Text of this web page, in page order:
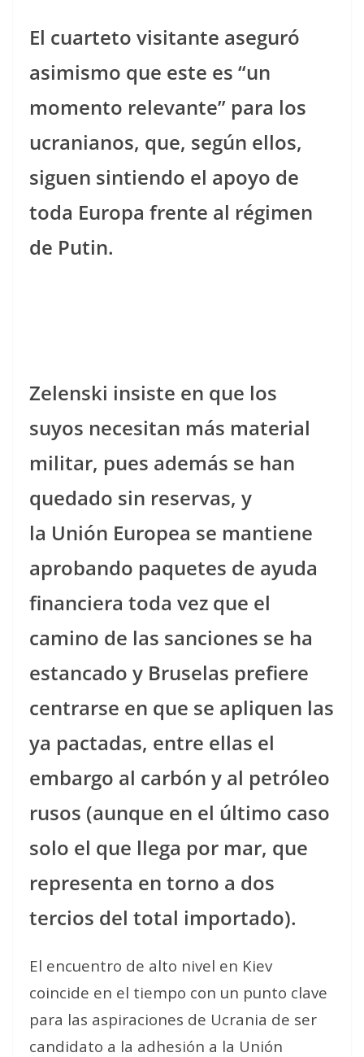
El cuarteto visitante aseguró
asimismo que este es “un
momento relevante” para los
ucranianos, que, según ellos,
siguen sintiendo el apoyo de
toda Europa frente al régimen
de Putin.
Zelenski insiste en que los
suyos necesitan más material
militar, pues además se han
quedado sin reservas, y
la Unión Europea se mantiene
aprobando paquetes de ayuda
financiera toda vez que el
camino de las sanciones se ha
estancado y Bruselas prefiere
centrarse en que se apliquen las
ya pactadas, entre ellas el
embargo al carbón y al petróleo
rusos (aunque en el último caso
solo el que llega por mar, que
representa en torno a dos
tercios del total importado).
El encuentro de alto nivel en Kiev
coincide en el tiempo con un punto clave
para las aspiraciones de Ucrania de ser
candidato a la adhesión a la Unión